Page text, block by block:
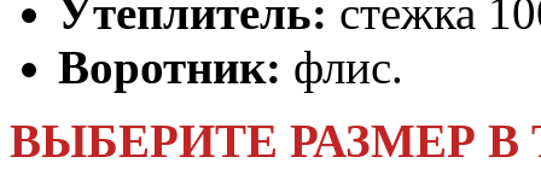
Утеплитель: стежка
Воротник: флис.
ВЫБЕРИТЕ РАЗМЕР В